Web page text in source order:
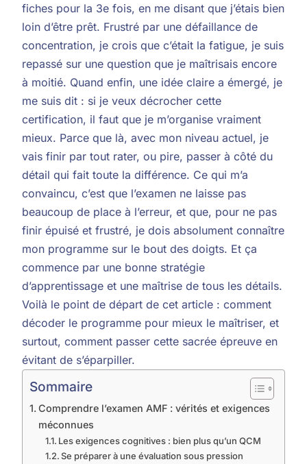
fiches pour la 3e fois, en me disant que j’étais bien
loin d’être prêt. Frustré par une défaillance de
concentration, je crois que c’était la fatigue, je suis
repassé sur une question que je maîtrisais encore
à moitié. Quand enfin, une idée claire a émergé, je
me suis dit : si je veux décrocher cette
certification, il faut que je m’organise vraiment
mieux. Parce que là, avec mon niveau actuel, je
vais finir par tout rater, ou pire, passer à côté du
détail qui fait toute la différence. Ce qui m’a
convaincu, c’est que l’examen ne laisse pas
beaucoup de place à l’erreur, et que, pour ne pas
finir épuisé et frustré, je dois absolument connaître
mon programme sur le bout des doigts. Et ça
commence par une bonne stratégie
d’apprentissage et une maîtrise de tous les détails.
Voilà le point de départ de cet article : comment
décoder le programme pour mieux le maîtriser, et
surtout, comment passer cette sacrée épreuve en
évitant de s’éparpiller.
Sommaire
Comprendre l’examen AMF : vérités et exigences
méconnues
Les exigences cognitives : bien plus qu’un QCM
Se préparer à une évaluation sous pression